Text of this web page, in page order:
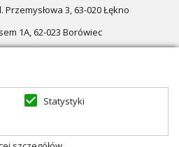
3, 63-020 Łękno
1A, 62-023 Borówiec
przypadku zakupów detalicznych
Statystyki
| Powered byzentoshop